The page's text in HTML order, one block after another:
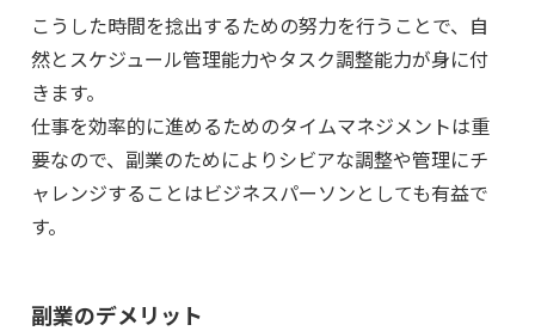
こうした時間を捻出するための努力を行うことで、自
然とスケジュール管理能力やタスク調整能力が身に付
きます。
仕事を効率的に進めるためのタイムマネジメントは重
要なので、副業のためによりシビアな調整や管理にチ
ャレンジすることはビジネスパーソンとしても有益で
す。
副業のデメリット